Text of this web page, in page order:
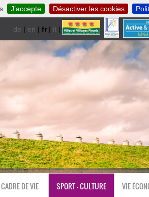
J’accepte Désactiver les cookies
de | en | fr | it |nl
CADRE DE VIE SPORT - CULTURE VIE